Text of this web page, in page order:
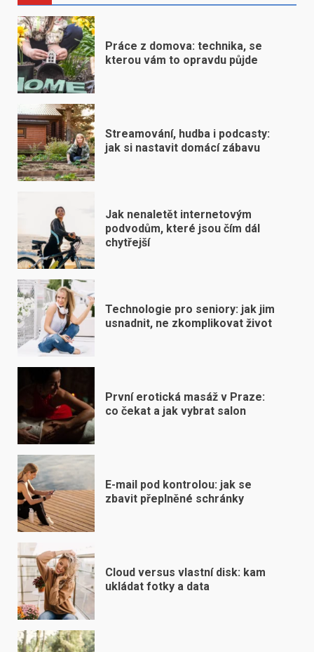
Práce z domova: technika, se
kterou vám to opravdu půjde
Streamování, hudba i podcasty:
jak si nastavit domácí zábavu
Jak nenaletět internetovým
podvodům, které jsou čím dál
chytřejší
Technologie pro seniory: jak jim
usnadnit, ne zkomplikovat život
První erotická masáž v Praze:
co čekat a jak vybrat salon
E-mail pod kontrolou: jak se
zbavit přeplněné schránky
Cloud versus vlastní disk: kam
ukládat fotky a data